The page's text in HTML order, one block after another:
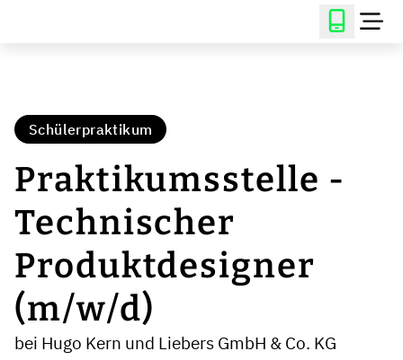
Schülerpraktikum
Praktikumsstelle -
Technischer
Produktdesigner
(m/w/d)
bei Hugo Kern und Liebers GmbH & Co. KG